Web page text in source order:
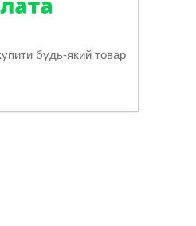
будь-який товар